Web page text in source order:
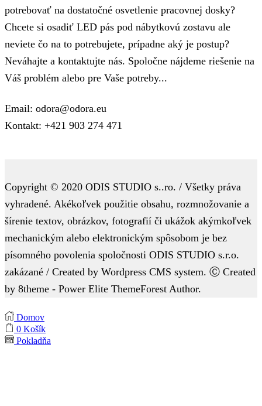
potrebovať na dostatočné osvetlenie pracovnej dosky?
Chcete si osadiť LED pás pod nábytkovú zostavu ale
neviete čo na to potrebujete, prípadne aký je postup?
Neváhajte a kontaktujte nás. Spoločne nájdeme riešenie na
Váš problém alebo pre Vaše potreby...
Email: odora@odora.eu
Kontakt: +421 903 274 471
Copyright © 2020 ODIS STUDIO s..ro. / Všetky práva
vyhradené. Akékoľvek použitie obsahu, rozmnožovanie a
šírenie textov, obrázkov, fotografií či ukážok akýmkoľvek
mechanickým alebo elektronickým spôsobom je bez
písomného povolenia spoločnosti ODIS STUDIO s.r.o.
zakázané / Created by Wordpress CMS system. Ⓒ Created
by 8theme - Power Elite ThemeForest Author.
Domov
0 Košík
Pokladňa